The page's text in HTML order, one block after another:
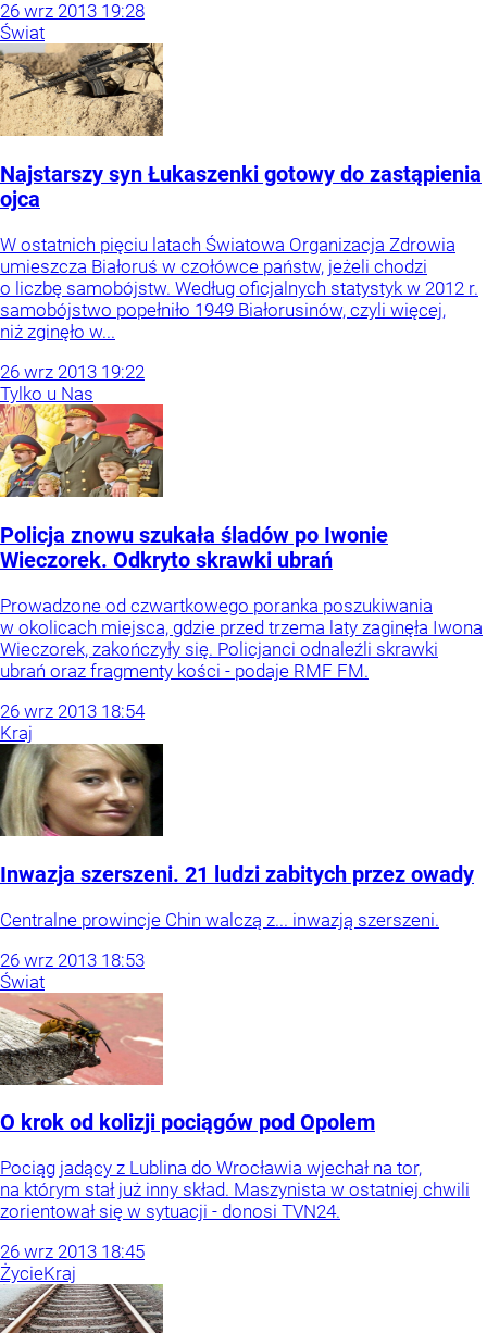
26 wrz 2013 19:28
Świat
Najstarszy syn Łukaszenki gotowy do zastąpienia
ojca
W ostatnich pięciu latach Światowa Organizacja Zdrowia
umieszcza Białoruś w czołówce państw, jeżeli chodzi
o liczbę samobójstw. Według oficjalnych statystyk w 2012 r.
samobójstwo popełniło 1949 Białorusinów, czyli więcej,
niż zginęło w...
26 wrz 2013 19:22
Tylko u Nas
Policja znowu szukała śladów po Iwonie
Wieczorek. Odkryto skrawki ubrań
Prowadzone od czwartkowego poranka poszukiwania
w okolicach miejsca, gdzie przed trzema laty zaginęła Iwona
Wieczorek, zakończyły się. Policjanci odnaleźli skrawki
ubrań oraz fragmenty kości - podaje RMF FM.
26 wrz 2013 18:54
Kraj
Inwazja szerszeni. 21 ludzi zabitych przez owady
Centralne prowincje Chin walczą z... inwazją szerszeni.
26 wrz 2013 18:53
Świat
O krok od kolizji pociągów pod Opolem
Pociąg jadący z Lublina do Wrocławia wjechał na tor,
na którym stał już inny skład. Maszynista w ostatniej chwili
zorientował się w sytuacji - donosi TVN24.
26 wrz 2013 18:45
ŻycieKraj